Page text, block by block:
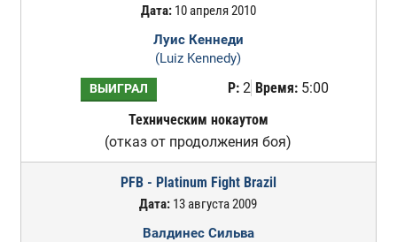
Дата:10 апреля 2010
Луис Кеннеди
(Luiz Kennedy)
ВЫИГРАЛ Р:2 Время:5:00
Техническим нокаутом
(отказ от продолжения боя)
PFB - Platinum Fight Brazil
Дата: 13 августа 2009
Валдинес Сильва